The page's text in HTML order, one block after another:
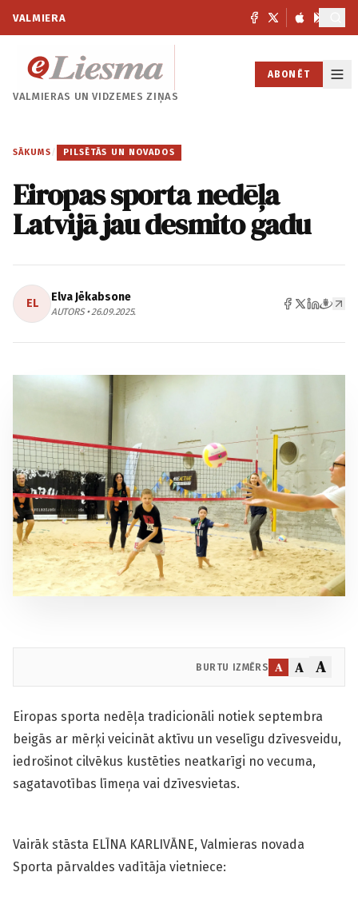
VALMIERA
VALMIERAS UNVIDZEMES ZIŅAS
ABONĒT
SĀKUMS / PILSĒTĀS UN NOVADOS
Eiropas sporta nedēļa
Latvijā jau desmito gadu
EL Elva Jēkabsone
AUTORS • 26.09.2025.
BURTU IZMĒRS A A A
Eiropas sporta nedēļa tradicionāli notiek septembra
beigās ar mērķi veicināt aktīvu un veselīgu dzīvesveidu,
iedrošinot cilvēkus kustēties neatkarīgi no vecuma,
sagatavotības līmeņa vai dzīvesvietas.
Vairāk stāsta ELĪNA KARLIVĀNE, Valmieras novada
Sporta pārvaldes vadītāja vietniece: